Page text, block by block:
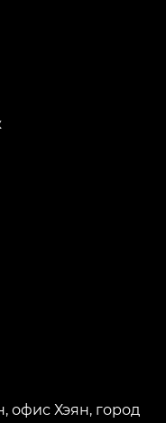
офис Хэян, город